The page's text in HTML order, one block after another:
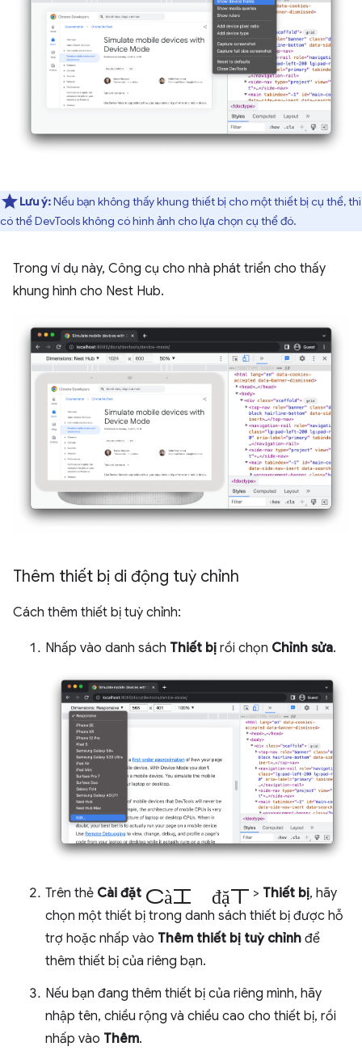
Lưu ý:Nếu bạn không thấy khung thiết bị cho một thiết bị cụ thể, thì
có thể DevTools không có hình ảnh cho lựa chọn cụ thể đó.
Trong ví dụ này, Công cụ cho nhà phát triển cho thấy
khung hình cho Nest Hub.
Thêm thiết bị di động tuỳ chỉnh
Cách thêm thiết bị tuỳ chỉnh:
Nhấp vào danh sách Thiết bị rồi chọn Chỉnh sửa.
Trên thẻ Cài đặt cài đặt > Thiết bị, hãy
chọn một thiết bị trong danh sách thiết bị được hỗ
trợ hoặc nhấp vào Thêm thiết bị tuỳ chỉnh để
thêm thiết bị của riêng bạn.
Nếu bạn đang thêm thiết bị của riêng mình, hãy
nhập tên, chiều rộng và chiều cao cho thiết bị, rồi
nhấp vào Thêm.